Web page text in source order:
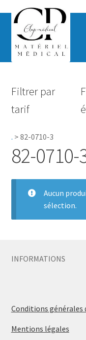
Hygiène
Accessoires Salle
Pro.
Filtrer par
tarif
. > 82-0710-3
82-0710-
Aucun
sélection.
INFORMATIONS
Conditions générales
Mentions légales